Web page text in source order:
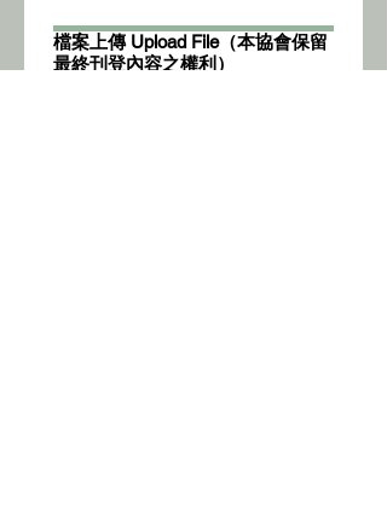
檔案上傳 Upload File（本協會保留
最終刊登內容之權利）